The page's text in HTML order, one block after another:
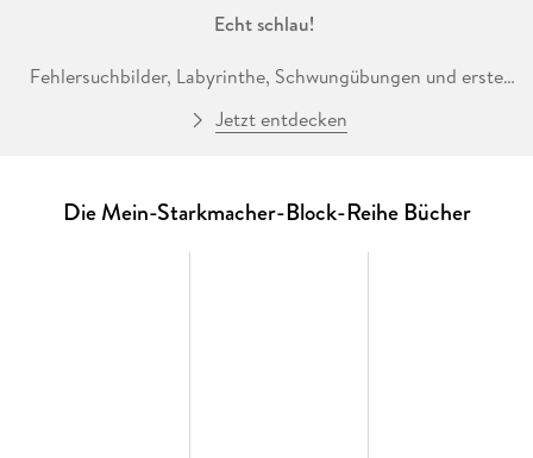
Echt schlau!
Fehlersuchbilder, Labyrinthe, Schwungübungen und erste
und trainieren gleichzeitig das logische Denken, die
Vorschulkinder ab 5 Jahren.
Jetzt entdecken
Die Mein-Starkmacher-Block-Reihe Bücher